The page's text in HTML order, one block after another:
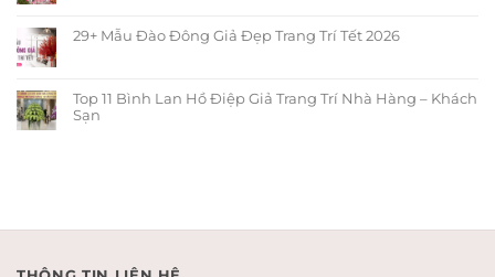
29+ Mẫu Đào Đông Giả Đẹp Trang Trí Tết 2026
Top 11 Bình Lan Hồ Điệp Giả Trang Trí Nhà Hàng – Khách
Sạn